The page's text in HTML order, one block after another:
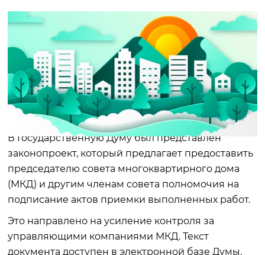
В Государственную Думу был представлен
законопроект, который предлагает предоставить
председателю совета многоквартирного дома
(МКД) и другим членам совета полномочия на
подписание актов приемки выполненных работ.
Это направлено на усиление контроля за
управляющими компаниями МКД. Текст
документа доступен в электронной базе Думы.